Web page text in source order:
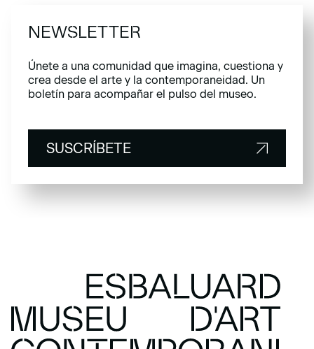
NEWSLETTER
Únete a una comunidad que imagina, cuestiona y
crea desde el arte y la contemporaneidad. Un
boletín para acompañar el pulso del museo.
SUSCRÍBETE
SUSCRÍBETE